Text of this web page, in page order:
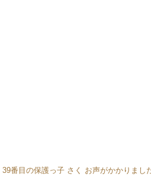
39番目の保護っ子 さく お声がかかりまし